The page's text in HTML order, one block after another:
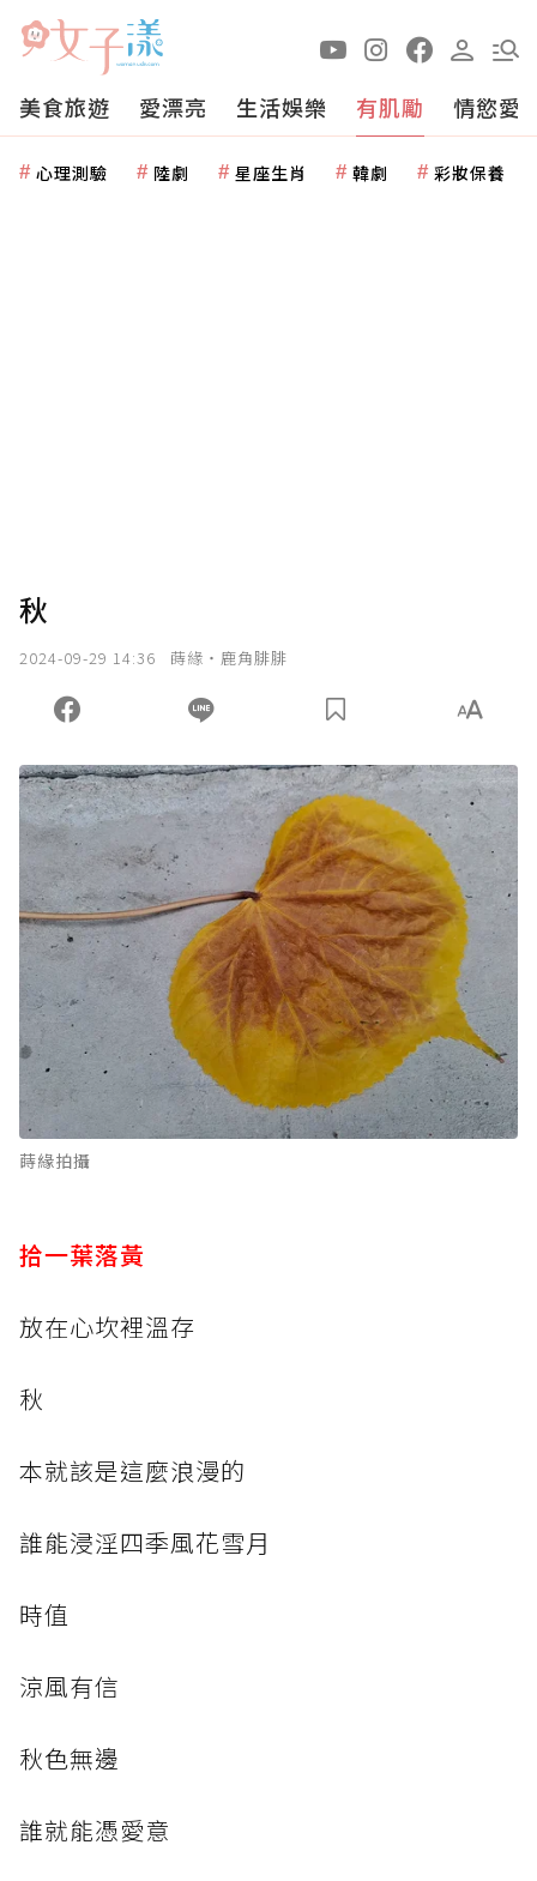
美食旅遊 愛漂亮 生活娛樂 有肌勵 情慾愛
心理測驗 陸劇 星座生肖 韓劇 彩妝保養
秋
2024-09-29 14:36 蒔緣‧鹿角腓腓
蒔緣拍攝
拾一葉落黃
放在心坎裡溫存
秋
本就該是這麼浪漫的
誰能浸淫四季風花雪月
時值
涼風有信
秋色無邊
誰就能憑愛意